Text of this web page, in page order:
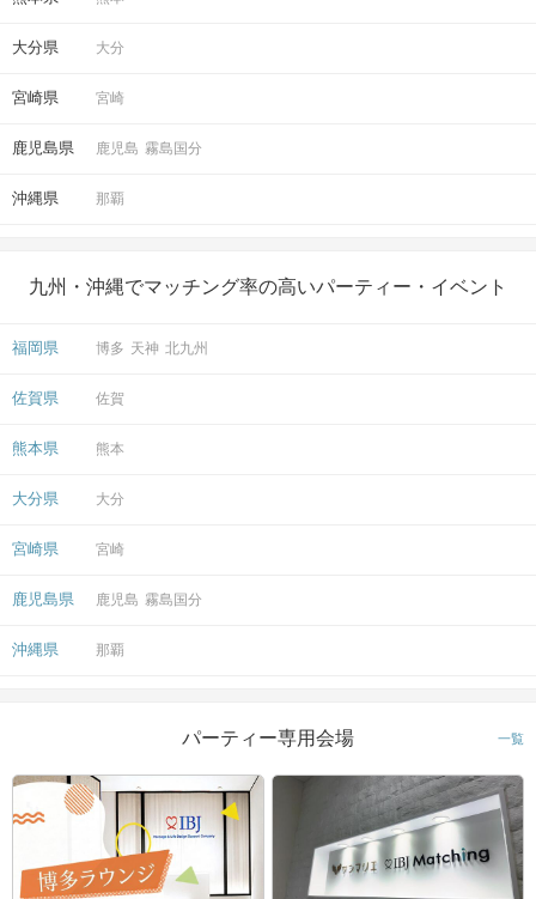
大分県 大分
宮崎県 宮崎
鹿児島県 鹿児島 霧島国分
沖縄県 那覇
九州・沖縄でマッチング率の高いパーティー・イベント
福岡県 博多 天神 北九州
佐賀県 佐賀
熊本県 熊本
大分県 大分
宮崎県 宮崎
鹿児島県 鹿児島 霧島国分
沖縄県 那覇
パーティー専用会場 一覧